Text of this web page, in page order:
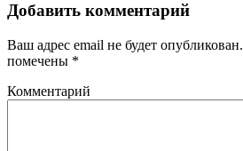
Добавить комментарий
Ваш адрес email не будет опубликован.
помечены *
Комментарий